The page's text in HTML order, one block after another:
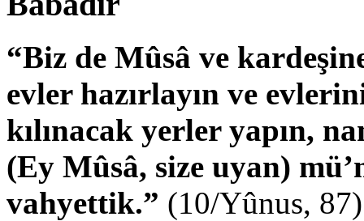
“Biz de Mûsâ ve
evler hazırlayın ve
kılınacak yerler yapın,
(Ey Mûsâ, size uyan)
vahyettik.” (10/Yûnus, 87)